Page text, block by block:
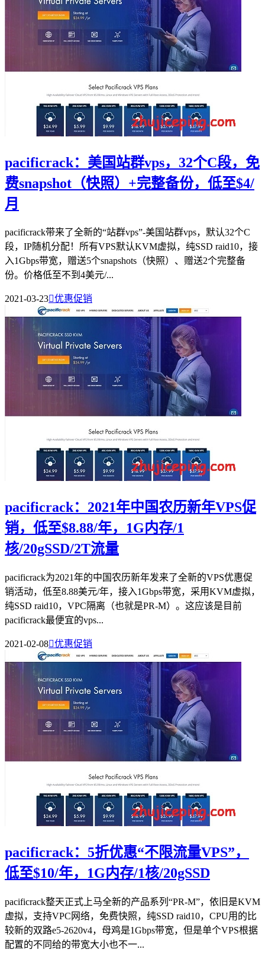
pacificrack：美国站群vps，32个C段，免
费snapshot（快照）+完整备份，低至$4/
月
pacificrack带来了全新的“站群vps”-美国站群vps，默认32个C
段，IP随机分配！所有VPS默认KVM虚拟，纯SSD raid10，接
入1Gbps带宽，赠送5个snapshots（快照）、赠送2个完整备
份。价格低至不到4美元/...
2021-03-23优惠促销
pacificrack：2021年中国农历新年VPS促
销，低至$8.88/年，1G内存/1
核/20gSSD/2T流量
pacificrack为2021年的中国农历新年发来了全新的VPS优惠促
销活动，低至8.88美元/年，接入1Gbps带宽，采用KVM虚拟，
纯SSD raid10，VPC隔离（也就是PR-M）。这应该是目前
pacificrack最便宜的vps...
2021-02-08优惠促销
pacificrack：5折优惠“不限流量VPS”，
低至$10/年，1G内存/1核/20gSSD
pacificrack整天正式上马全新的产品系列“PR-M”，依旧是KVM
虚拟，支持VPC网络，免费快照，纯SSD raid10，CPU用的比
较新的双路e5-2620v4，母鸡是1Gbps带宽，但是单个VPS根据
配置的不同给的带宽大小也不一...